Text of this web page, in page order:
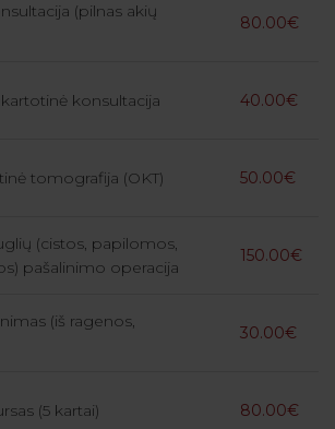
(pilnas akių
80.00€
konsultacija 40.00€
tomografija (OKT) 50.00€
(cistos, papilomos,
pašalinimo operacija
150.00€
(iš ragenos,
30.00€
(5 kartai) 80.00€